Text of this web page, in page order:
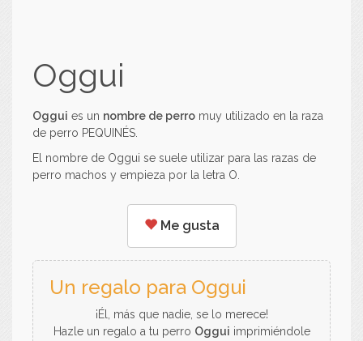
Oggui
Oggui es un nombre de perro muy utilizado en la raza
de perro PEQUINÉS.
El nombre de Oggui se suele utilizar para las razas de
perro machos y empieza por la letra O.
Me gusta
Un regalo para Oggui
¡Él, más que nadie, se lo merece!
Hazle un regalo a tu perro Oggui imprimiéndole